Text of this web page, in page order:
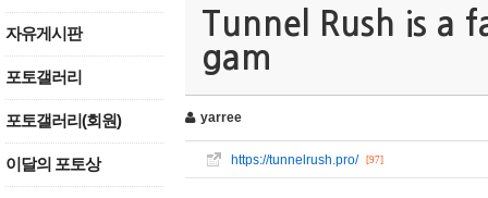
자유게시판
포토갤러리
포토갤러리(회원)
이달의 포토상
Tunnel Rush is a
gam
yarree
https://tunnelrush.pro/ [97]